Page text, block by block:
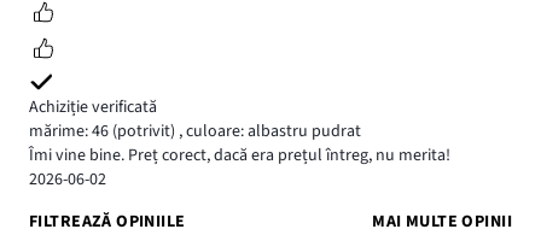
Achiziție verificată
mărime: 46 (potrivit) ,culoare: albastru pudrat
Îmi vine bine. Preț corect, dacă era prețul întreg, nu merita!
2026-06-02
FILTREAZĂ OPINIILE
MAI MULTE OPINII